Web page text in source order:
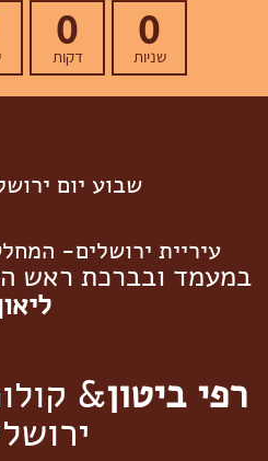
0
שניות
0
דקות
שבוע יום
עיריית ירושלים-
במעמד ובברכת ראש
רפי ביטון&